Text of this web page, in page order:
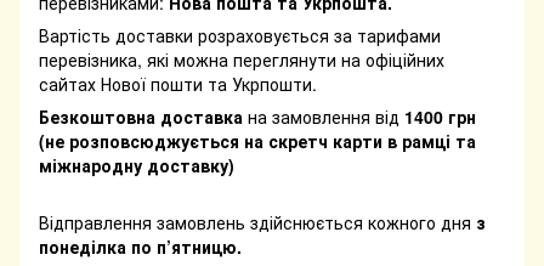
Вартість доставки розраховується за тарифами
перевізника, які можна переглянути на офіційних
сайтах Нової пошти та Укрпошти.
Безкоштовна доставка на замовлення від 1400 грн
(не розповсюджується на скретч карти в рамці та
міжнародну доставку)
Відправлення замовлень здійснюється кожного дня з
понеділка по п’ятницю.